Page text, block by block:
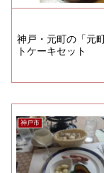
神戸・元町の「元
トケーキセット
神戸市